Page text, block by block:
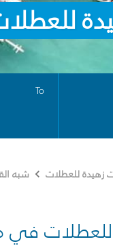
To
زهيدة للعطلات شبه
للعطلات في